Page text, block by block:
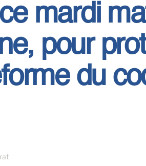
mardi
pour
du